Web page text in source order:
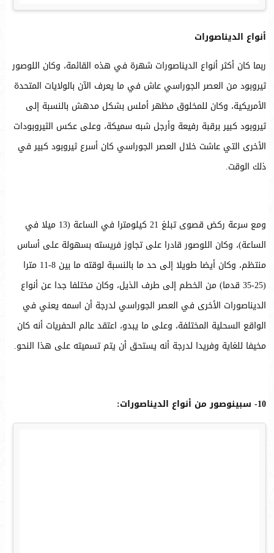
أنواع الديناصورات
ربما كان أكثر أنواع الديناصورات شهرة في هذه القائمة، وكان اللوصور
ثيروبود من العصر الجوراسي عاش في ما يعرف الآن بالولايات المتحدة
الأمريكية، وكان للمخلوق مظهر أملس بشكل مدهش بالنسبة إلى
ثيروبود كبير برقبة رفيعة وأرجل شبه سميكة، وعلى عكس الثيروبودات
الأخرى التي عاشت خلال العصر الجوراسي كان أسرع ثيروبود كبير في
ذلك الوقت.
ومع سرعة ركض قصوى تبلغ 21 كيلومترا في الساعة (13 ميلا في
الساعة)، وكان اللوصور قادرا على تجاوز فريسته بسهولة على أساس
منتظم، وكان أيضا طويلا إلى حد ما بالنسبة لوقته ما بين 8-11 مترا
(25-35 قدما) من الخطم إلى طرف الذيل، وكان مختلفا جدا عن أنواع
الديناصورات الأخرى في العصر الجوراسي لدرجة أن اسمه يعني في
الواقع السحلية المختلفة، وعلى ما يبدو، اعتقد عالم الحفريات أنه كان
مخيفا للغاية وفريدا لدرجة أنه يستحق أن يتم تسميته على هذا النحو.
10- سبينوصور من أنواع الديناصورات: